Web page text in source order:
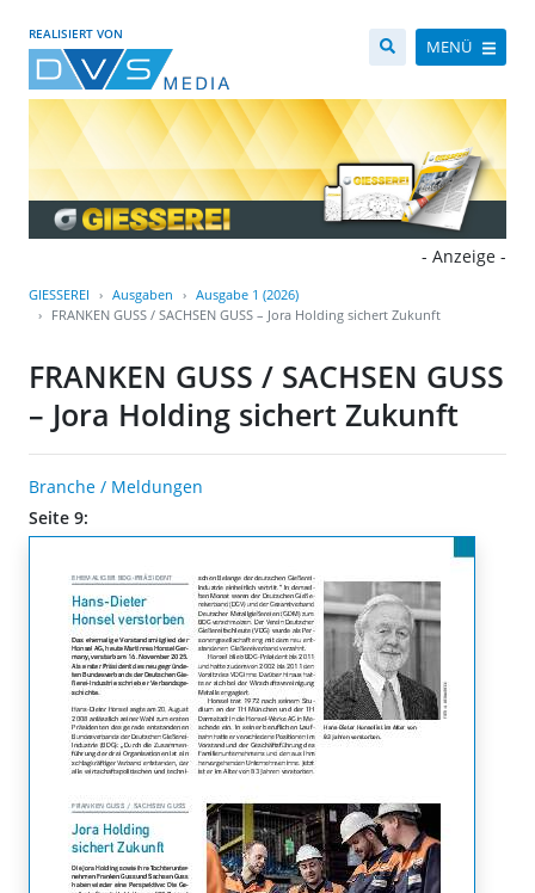
REALISIERT VON
MENÜ
- Anzeige -
GIESSEREI Ausgaben
Ausgabe 1 (2026)
FRANKEN GUSS / SACHSEN GUSS – Jora Holding sichert Zukunft
FRANKEN GUSS / SACHSEN GUSS
– Jora Holding sichert Zukunft
Branche / Meldungen
Seite 9: